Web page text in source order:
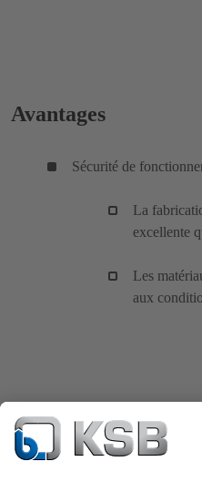
Avantages
Sécurité de
La
excellente
Les
aux